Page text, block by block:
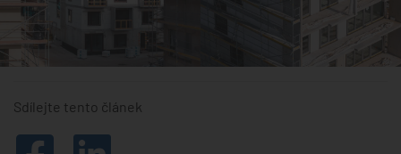
Sdílejte tento článek